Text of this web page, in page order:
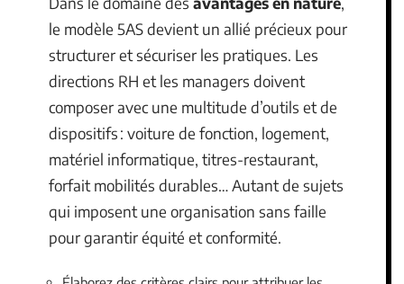
le modèle 5AS devient un allié précieux pour
structurer et sécuriser les pratiques. Les
directions RH et les managers doivent
composer avec une multitude d’outils et de
dispositifs : voiture de fonction, logement,
matériel informatique, titres-restaurant,
forfait mobilités durables… Autant de sujets
qui imposent une organisation sans faille
pour garantir équité et conformité.